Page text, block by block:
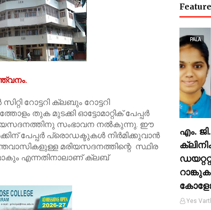
റോട്ടറി ക്ലബും റോട്ടറി
തുക മുടക്കി ഓട്ടോമാറ്റിക് പേപ്പർ
മരിയസദനത്തിനു സംഭാവന നൽകുന്നു. ഈ
പേപ്പർ പ്രൊഡക്ടുകൾ നിർമിക്കുവാൻ
മരിയസദനത്തിന്റെ സ്ഥിര
എന്നതിനാലാണ് ക്ലബ്
PALA
എം.
Yes